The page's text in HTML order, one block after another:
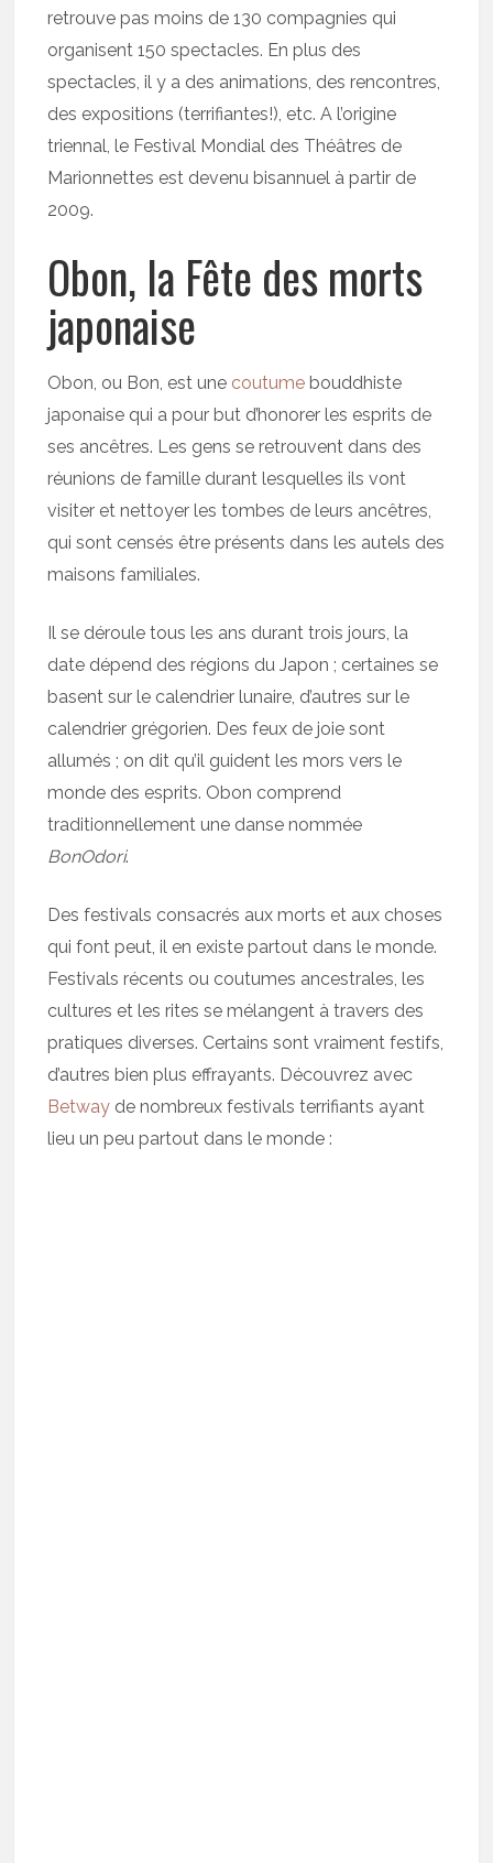
retrouve pas moins de 130 compagnies qui
organisent 150 spectacles. En plus des
spectacles, il y a des animations, des rencontres,
des expositions (terrifiantes!), etc. A l’origine
triennal, le Festival Mondial des Théâtres de
Marionnettes est devenu bisannuel à partir de
2009.
Obon, la Fête des morts
japonaise
Obon, ou Bon, est une coutume bouddhiste
japonaise qui a pour but d’honorer les esprits de
ses ancêtres. Les gens se retrouvent dans des
réunions de famille durant lesquelles ils vont
visiter et nettoyer les tombes de leurs ancêtres,
qui sont censés être présents dans les autels des
maisons familiales.
Il se déroule tous les ans durant trois jours, la
date dépend des régions du Japon ; certaines se
basent sur le calendrier lunaire, d’autres sur le
calendrier grégorien. Des feux de joie sont
allumés ; on dit qu’il guident les mors vers le
monde des esprits. Obon comprend
traditionnellement une danse nommée
BonOdori.
Des festivals consacrés aux morts et aux choses
qui font peut, il en existe partout dans le monde.
Festivals récents ou coutumes ancestrales, les
cultures et les rites se mélangent à travers des
pratiques diverses. Certains sont vraiment festifs,
d’autres bien plus effrayants. Découvrez avec
Betway de nombreux festivals terrifiants ayant
lieu un peu partout dans le monde :